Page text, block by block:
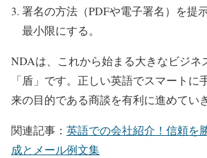
署名の方法（PDFや電子署名）を提
最小限にする。
NDAは、これから始まる大きなビジネ
「盾」です。正しい英語でスマートに
来の目的である商談を有利に進めてい
関連記事： 英語での会社紹介！信頼を
成とメール例文集